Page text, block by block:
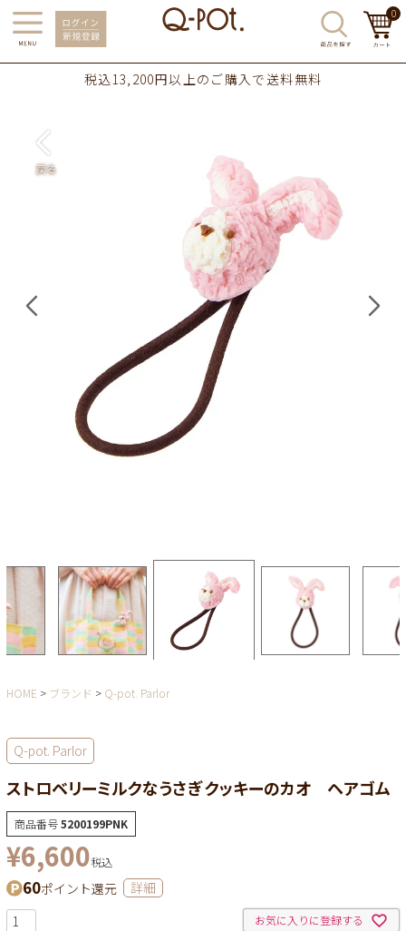
0
税込13,200円以上のご購入で送料無料
HOME ブランド Q-pot. Parlor
Q-pot. Parlor
ストロベリーミルクなうさぎ クッキーのカオ ヘアゴム
商品番号5200199PNK
¥6,600税込
60ポイント還元 詳細
お気に入りに登録する